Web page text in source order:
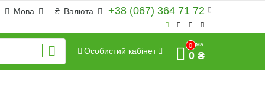
+38 (067) 364 71 72
₴ Валюта
Мова
Особистий кабінет
0
Сума
0 ₴